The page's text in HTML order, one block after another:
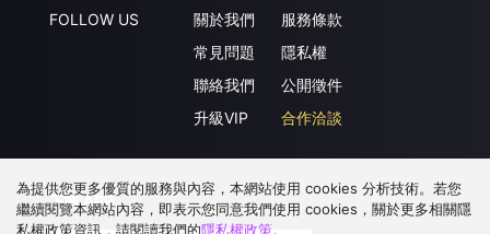
FOLLOW US
關於我們
常見問題
聯絡我們
升級VIP
服務條款
隱私權
公開徵件
合作洽談
下載 APP
為提供您更多優質的服務與內容，本網站使用 cookies 分析技術。若您
繼續閱覽本網站內容，即表示您同意我們使用 cookies，關於更多相關隱
私權政策資訊，請閱讀我們的隱私權政策。